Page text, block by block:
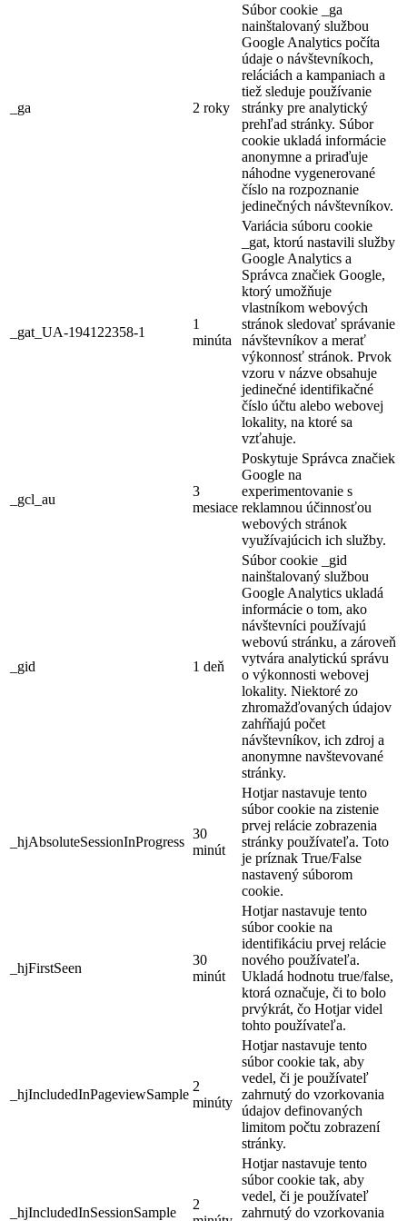
_ga 2 roky
Súbor cookie _ga
nainštalovaný službou
Google Analytics počíta
údaje o návštevníkoch,
reláciách a kampaniach a
tiež sleduje používanie
stránky pre analytický
prehľad stránky. Súbor
cookie ukladá informácie
anonymne a priraďuje
náhodne vygenerované
číslo na rozpoznanie
jedinečných návštevníkov.
_gat_UA-194122358-1
1
minúta
Variácia súboru cookie
_gat, ktorú nastavili služby
Google Analytics a
Správca značiek Google,
ktorý umožňuje
vlastníkom webových
stránok sledovať správanie
návštevníkov a merať
výkonnosť stránok. Prvok
vzoru v názve obsahuje
jedinečné identifikačné
číslo účtu alebo webovej
lokality, na ktoré sa
vzťahuje.
_gcl_au
3
mesiace
Poskytuje Správca značiek
Google na
experimentovanie s
reklamnou účinnosťou
webových stránok
využívajúcich ich služby.
_gid 1 deň
Súbor cookie _gid
nainštalovaný službou
Google Analytics ukladá
informácie o tom, ako
návštevníci používajú
webovú stránku, a zároveň
vytvára analytickú správu
o výkonnosti webovej
lokality. Niektoré zo
zhromažďovaných údajov
zahŕňajú počet
návštevníkov, ich zdroj a
anonymne navštevované
stránky.
_hjAbsoluteSessionInProgress
30
minút
Hotjar nastavuje tento
súbor cookie na zistenie
prvej relácie zobrazenia
stránky používateľa. Toto
je príznak True/False
nastavený súborom
cookie.
_hjFirstSeen
30
minút
Hotjar nastavuje tento
súbor cookie na
identifikáciu prvej relácie
nového používateľa.
Ukladá hodnotu true/false,
ktorá označuje, či to bolo
prvýkrát, čo Hotjar videl
tohto používateľa.
_hjIncludedInPageviewSample
2
minúty
Hotjar nastavuje tento
súbor cookie tak, aby
vedel, či je používateľ
zahrnutý do vzorkovania
údajov definovaných
limitom počtu zobrazení
stránky.
_hjIncludedInSessionSample
2
Hotjar nastavuje tento
súbor cookie tak, aby
vedel, či je používateľ
zahrnutý do vzorkovania